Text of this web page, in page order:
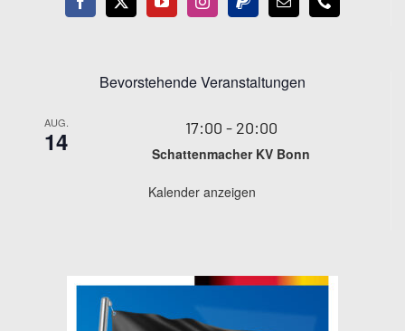
Bevorstehende Veranstaltungen
AUG.
14 17:00 - 20:00
Schattenmacher KV Bonn
Kalender anzeigen